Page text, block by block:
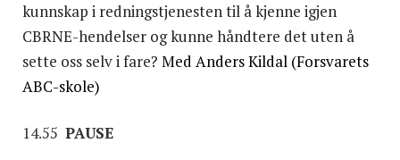
kunnskap i redningstjenesten til å kjenne igjen
CBRNE-hendelser og kunne håndtere det uten å
sette oss selv i fare? Med Anders Kildal (Forsvarets
ABC-skole)
14.55 PAUSE